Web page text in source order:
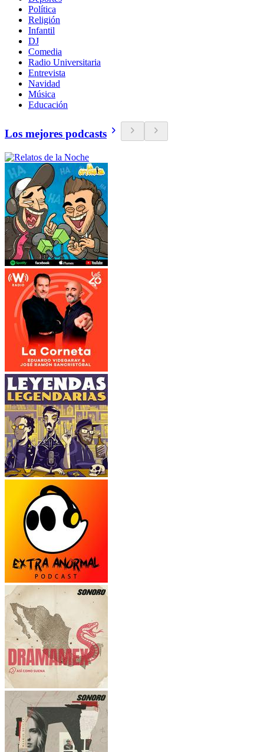
Política
Religión
Infantil
DJ
Comedia
Radio Universitaria
Entrevista
Navidad
Música
Educación
Los mejores podcasts